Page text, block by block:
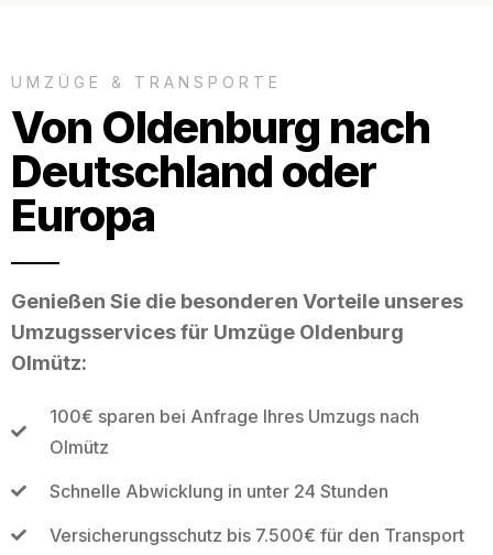
UMZÜGE & TRANSPORTE
Von Oldenburg nach
Deutschland oder
Europa
Genießen Sie die besonderen Vorteile unseres
Umzugsservices für Umzüge Oldenburg
Olmütz:
100€ sparen bei Anfrage Ihres Umzugs nach
Olmütz
Schnelle Abwicklung in unter 24 Stunden
Versicherungsschutz bis 7.500€ für den Transport